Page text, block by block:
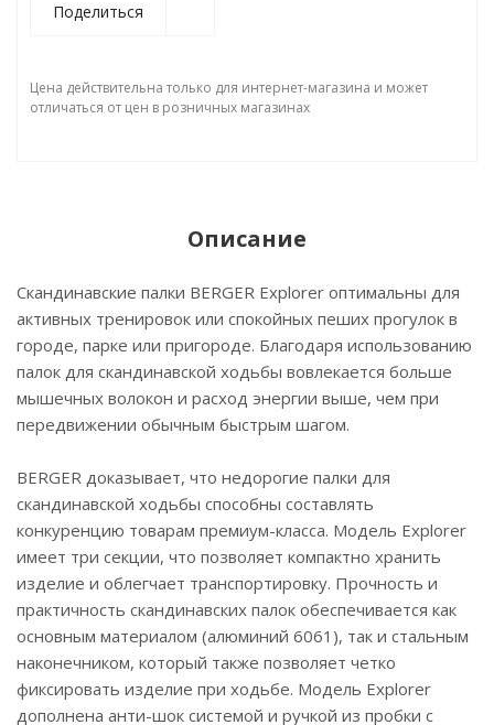
Поделиться
Цена действительна только для интернет-магазина и может
отличаться от цен в розничных магазинах
Описание
Скандинавские палки BERGER Explorer оптимальны для
активных тренировок или спокойных пеших прогулок в
городе, парке или пригороде. Благодаря использованию
палок для скандинавской ходьбы вовлекается больше
мышечных волокон и расход энергии выше, чем при
передвижении обычным быстрым шагом.
BERGER доказывает, что недорогие палки для
скандинавской ходьбы способны составлять
конкуренцию товарам премиум-класса. Модель Explorer
имеет три секции, что позволяет компактно хранить
изделие и облегчает транспортировку. Прочность и
практичность скандинавских палок обеспечивается как
основным материалом (алюминий 6061), так и стальным
наконечником, который также позволяет четко
фиксировать изделие при ходьбе. Модель Explorer
дополнена анти-шок системой и ручкой из пробки с